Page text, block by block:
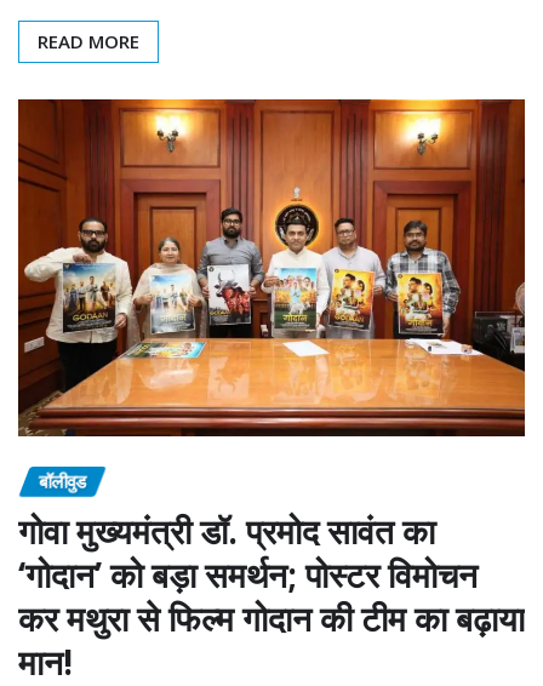
READ MORE
बॉलीवुड
गोवा मुख्यमंत्री डॉ. प्रमोद सावंत का
‘गोदान’ को बड़ा समर्थन; पोस्टर विमोचन
कर मथुरा से फिल्म गोदान की टीम का बढ़ाया
मान!